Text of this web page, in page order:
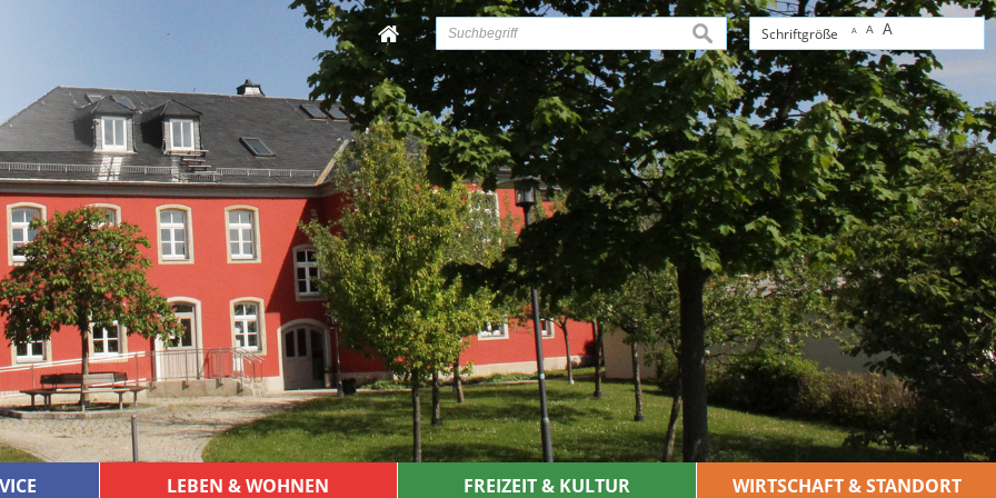
Schriftgröße A A A
suchen
LEBEN & WOHNEN FREIZEIT & KULTUR WIRTSCHAFT & STANDORT